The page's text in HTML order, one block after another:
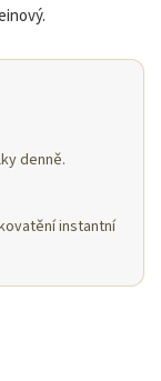
denně.
instantní